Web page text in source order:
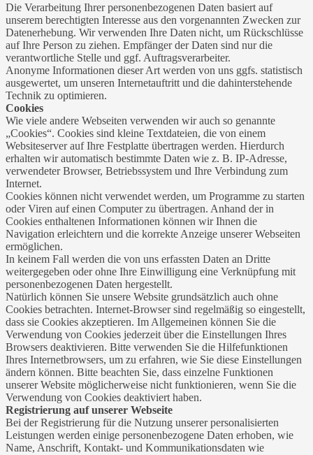
Die Verarbeitung Ihrer personenbezogenen Daten basiert auf
unserem berechtigten Interesse aus den vorgenannten Zwecken zur
Datenerhebung. Wir verwenden Ihre Daten nicht, um Rückschlüsse
auf Ihre Person zu ziehen. Empfänger der Daten sind nur die
verantwortliche Stelle und ggf. Auftragsverarbeiter.
Anonyme Informationen dieser Art werden von uns ggfs. statistisch
ausgewertet, um unseren Internetauftritt und die dahinterstehende
Technik zu optimieren.
Cookies
Wie viele andere Webseiten verwenden wir auch so genannte
„Cookies“. Cookies sind kleine Textdateien, die von einem
Websiteserver auf Ihre Festplatte übertragen werden. Hierdurch
erhalten wir automatisch bestimmte Daten wie z. B. IP-Adresse,
verwendeter Browser, Betriebssystem und Ihre Verbindung zum
Internet.
Cookies können nicht verwendet werden, um Programme zu starten
oder Viren auf einen Computer zu übertragen. Anhand der in
Cookies enthaltenen Informationen können wir Ihnen die
Navigation erleichtern und die korrekte Anzeige unserer Webseiten
ermöglichen.
In keinem Fall werden die von uns erfassten Daten an Dritte
weitergegeben oder ohne Ihre Einwilligung eine Verknüpfung mit
personenbezogenen Daten hergestellt.
Natürlich können Sie unsere Website grundsätzlich auch ohne
Cookies betrachten. Internet-Browser sind regelmäßig so eingestellt,
dass sie Cookies akzeptieren. Im Allgemeinen können Sie die
Verwendung von Cookies jederzeit über die Einstellungen Ihres
Browsers deaktivieren. Bitte verwenden Sie die Hilfefunktionen
Ihres Internetbrowsers, um zu erfahren, wie Sie diese Einstellungen
ändern können. Bitte beachten Sie, dass einzelne Funktionen
unserer Website möglicherweise nicht funktionieren, wenn Sie die
Verwendung von Cookies deaktiviert haben.
Registrierung auf unserer Webseite
Bei der Registrierung für die Nutzung unserer personalisierten
Leistungen werden einige personenbezogene Daten erhoben, wie
Name, Anschrift, Kontakt- und Kommunikationsdaten wie